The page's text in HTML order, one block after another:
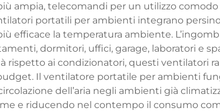
ampia, telecomandi per un utilizzo
portatili per ambienti integrano
efficace la temperatura ambiente.
dormitori, uffici, garage, laboratori e
ai condizionatori, questi ventilatori
Il ventilatore portatile per ambienti
dell’aria negli ambienti già
e riducendo nel contempo il consumo